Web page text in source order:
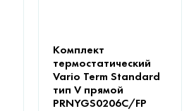
Комплект
термостатический
Vario Term Standard
тип V прямой
PRNYGS0206C/FP